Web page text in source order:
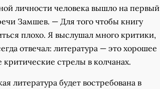
личности человека вышло на первый
Замшев. — Для того чтобы книгу
плохо. Я выслушал много критики,
отвечал: литература — это хорошее
стрелы в колчанах.
литература будет востребована в